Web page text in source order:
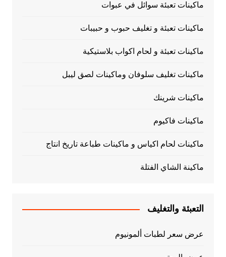
ماكينات تعبئة سوائل في عبوات
ماكينات تعبئة و تغليف حبوب و حبيبات
ماكينات تعبئة و لحام اكواب بلاستيكية
ماكينات تغليف سلوفان وماكينات لصق ليبل
ماكينات شرينك
ماكينات فاكيوم
ماكينات لحام اكياس و ماكينات طباعة تاريخ انتاج
ماكينة الشاي الفتلة
التعبئة والتغليف
عرض سعر لطبات ألمونيوم